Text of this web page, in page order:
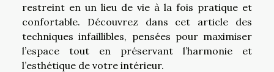
restreint en un lieu de vie à la fois pratique et
confortable. Découvrez dans cet article des
techniques infaillibles, pensées pour maximiser
l’espace tout en préservant l’harmonie et
l’esthétique de votre intérieur.